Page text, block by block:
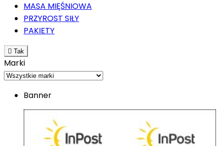
MASA MIĘŚNIOWA
PRZYROST SIŁY
PAKIETY
 Tak
Marki
Banner